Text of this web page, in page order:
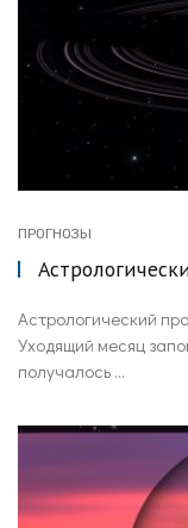
ПРОГНОЗЫ
Астрологический
Уходящий месяц
получалось ...